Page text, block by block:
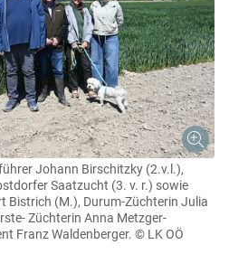
Johann Birschitzky (2.v.l.),
Saatzucht (3. v. r.) sowie
Bistrich (M.), Durum-Züchterin Julia
Züchterin Anna Metzger-
Franz Waldenberger. © LK OÖ